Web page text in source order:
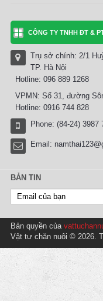
CÔNG TY TNHH ĐT &
Trụ sở chính: 2/1
TP. Hà Nội
Hotline: 096 889 1268
VPMN: Số 31, đường
Hotline: 0916 744 828
Phone: (84-24) 3987
Email:
BẢN TIN
Bản quyền của
Vật tư chăn nuôi © 2026.